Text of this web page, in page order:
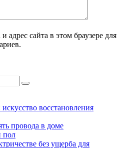
адрес сайта в этом браузере для
восстановления
провода в доме
пол
без ущерба для